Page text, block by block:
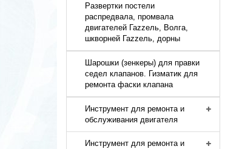
Развертки постели
распредвала, промвала
двигателей Гаzzель, Волга,
шкворней Гаzzель, дорны
Шарошки (зенкеры) для правки
седел клапанов. Гизматик для
ремонта фаски клапана
Инструмент для ремонта и
обслуживания двигателя
Инструмент для ремонта и